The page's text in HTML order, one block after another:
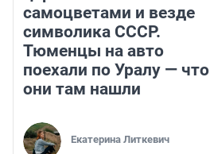
самоцветами и везде
символика СССР.
Тюменцы на авто
поехали по Уралу — что
они там нашли
Екатерина Литкевич